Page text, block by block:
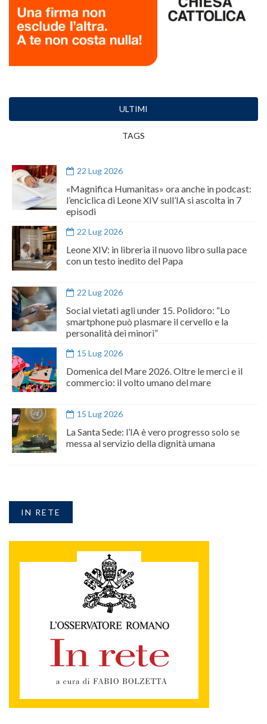
ULTIMI
TAGS
22 Lug 2026
«Magnifica Humanitas» ora anche in podcast:
l’enciclica di Leone XIV sull’IA si ascolta in 7
episodi
22 Lug 2026
Leone XIV: in libreria il nuovo libro sulla pace
con un testo inedito del Papa
22 Lug 2026
Social vietati agli under 15. Polidoro: “Lo
smartphone può plasmare il cervello e la
personalità dei minori”
15 Lug 2026
Domenica del Mare 2026. Oltre le merci e il
commercio: il volto umano del mare
15 Lug 2026
La Santa Sede: l’IA è vero progresso solo se
messa al servizio della dignità umana
IN RETE